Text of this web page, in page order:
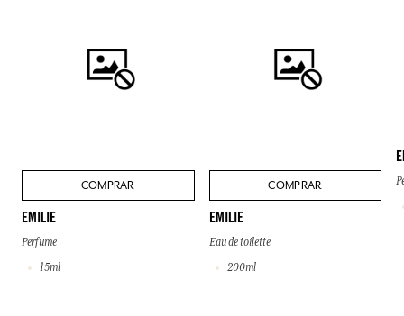
COMPRAR
EMILIE
Perfume
15ml
COMPRAR
EMILIE
Eau de toilette
200ml